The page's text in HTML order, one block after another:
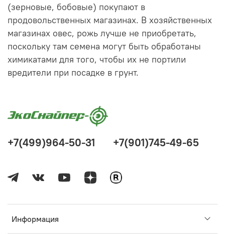
(зерновые, бобовые) покупают в
продовольственных магазинах. В хозяйственных
магазинах овес, рожь лучше не приобретать,
поскольку там семена могут быть обработаны
химикатами для того, чтобы их не портили
вредители при посадке в грунт.
Информация
+7(499)964-50-31 +7(901)745-49-65